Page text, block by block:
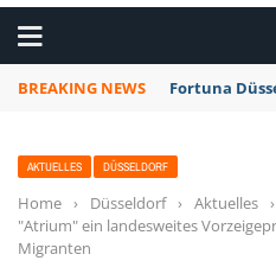
BREAKING NEWS Fortuna
AKTUELLES DÜSSELDORF
Home › Düsseldorf › Aktuelles ›
"Atrium" ein landesweites
Migranten